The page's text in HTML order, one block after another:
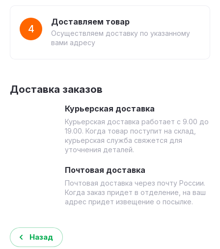
4
Доставляем товар
Осуществляем доставку по указанному
вами адресу
Доставка заказов
Курьерская доставка
Курьерская доставка работает с 9.00 до
19.00. Когда товар поступит на склад,
курьерская служба свяжется для
уточнения деталей.
Почтовая доставка
Почтовая доставка через почту России.
Когда заказ придет в отделение, на ваш
адрес придет извещение о посылке.
Назад